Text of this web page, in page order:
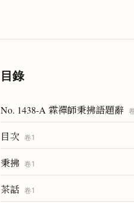
目錄
No. 1438-A 霖禪師秉拂語題辭
目次 卷1
秉拂 卷1
茶話 卷1